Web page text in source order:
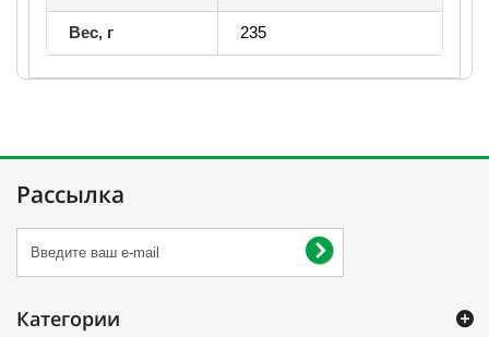
Вес, г 235
Рассылка
Категории